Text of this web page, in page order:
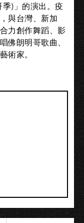
季)」的演出。疫
與台灣、新加
力創作舞蹈、影
佛朗明哥歌曲、
術家。